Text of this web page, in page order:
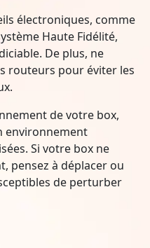
électroniques, comme
Haute Fidélité,
De plus, ne
routeurs pour éviter les
de votre box,
environnement
Si votre box ne
pensez à déplacer ou
de perturber